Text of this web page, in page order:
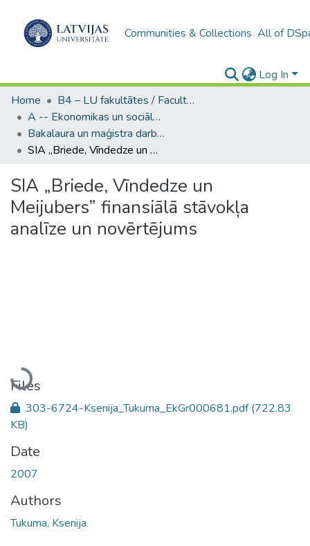
Communities & Collections All of
Log In
Home
B4 – LU fakultātes / Faculties of the UL
A -- Ekonomikas un sociālo zinātņu fakultāte / Faculty of Economics and Social Sciences
Bakalaura un maģistra darbi (ESZF) / Bachelor's and Master's theses
SIA „Briede, Vīndedze un Meijubers” finansiālā stāvokļa analīze un novērtējums
SIA „Briede, Vīndedze un
Meijubers” finansiālā stāvokļa
analīze un novērtējums
Loading...
Files
303-6724-Ksenija_Tukuma_EkGr000681.pdf(722.83
KB)
Date
2007
Authors
Tukuma, Ksenija